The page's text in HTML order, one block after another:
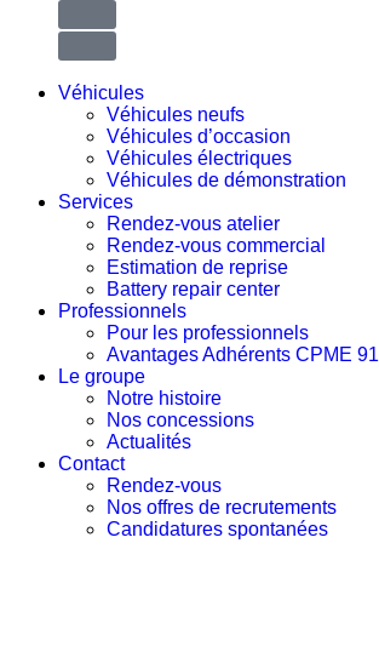
Véhicules
Véhicules neufs
Véhicules d’occasion
Véhicules électriques
Véhicules de démonstration
Services
Rendez-vous atelier
Rendez-vous commercial
Estimation de reprise
Battery repair center
Professionnels
Pour les professionnels
Avantages Adhérents CPME 91
Le groupe
Notre histoire
Nos concessions
Actualités
Contact
Rendez-vous
Nos offres de recrutements
Candidatures spontanées